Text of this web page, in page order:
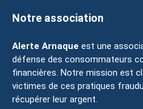
Notre association
Alerte Arnaque est une
défense des consommateurs
financières. Notre mission est
victimes de ces pratiques
récupérer leur argent.